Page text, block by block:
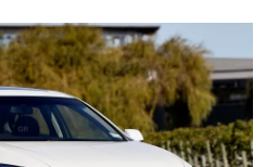
עבור גרסת EX-L.